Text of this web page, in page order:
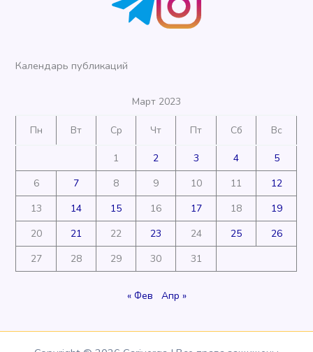
Календарь публикаций
Март 2023
Пн Вт Ср Чт Пт Сб Вс
1 2 3 4
5
6
7 8 9 10 11
12
13
14 15 16 17 18
19
20
21 22 23 24 25
26
27
28 29 30 31
« Фев Апр »